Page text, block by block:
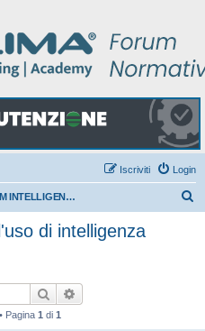
Login
Iscriviti
FORUM INTELLIGENZA ARTIFICIALE PER I TECNICI
di intelligenza
Cerca
Pagina 1 di 1